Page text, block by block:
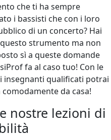
che ti ha sempre
i bassisti che con i loro
di un concerto? Hai
strumento ma non
sì a queste domande
fa al caso tuo! Con le
insegnanti qualificati potrai
da casa!
nostre lezioni di